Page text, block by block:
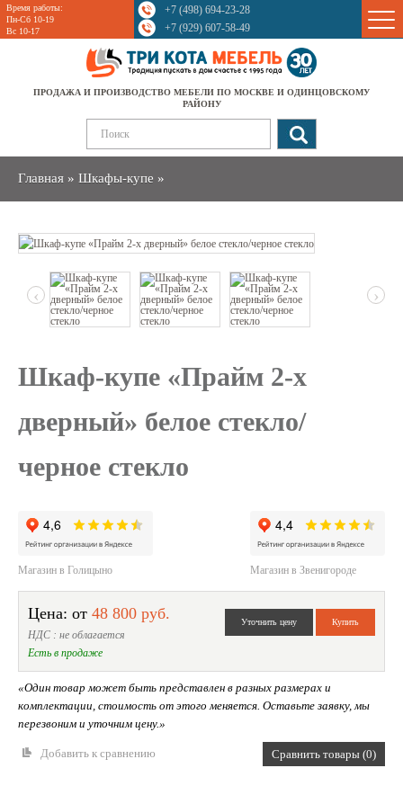
Время работы:
Пн-Сб 10-19
Вс 10-17
+7 (498) 694-23-28
+7 (929) 607-58-49
ПРОДАЖА И ПРОИЗВОДСТВО МЕБЕЛИ ПО МОСКВЕ И ОДИНЦОВСКОМУ
РАЙОНУ
Главная » Шкафы-купе »
Sale
‹ ›
Шкаф-купе «Прайм 2-х
дверный» белое стекло/
черное стекло
Магазин в Голицыно Магазин в Звенигороде
Цена: от 48 800 руб.
НДС : не облагается
Есть в продаже
«Один товар может быть представлен в разных размерах и
комплектации, стоимость от этого меняется. Оставьте заявку, мы
перезвоним и уточним цену.»
Добавить к сравнению Сравнить товары (0)